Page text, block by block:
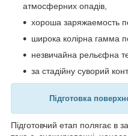
атмосферних опадів,
хороша заряжаемость
широка колірна гамма
незвичайна рельєфна
за стадійну суворий
Підготовка п
Підготовчий етап полягає в